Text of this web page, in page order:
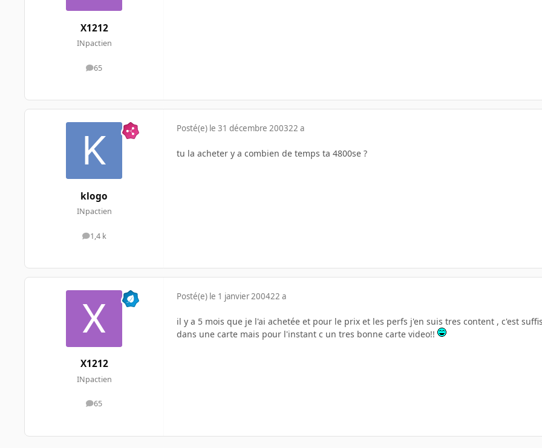
X1212
INpactien
65
messages
klogo
INpactien
1,4 k
messages
Posté(e) le 31 décembre 200322 a
tu la acheter y a combien de temps ta 4800se ?
X1212
INpactien
65
messages
Posté(e) le 1 janvier 200422 a
il y a 5 mois que je l'ai achetée et pour le prix et les perfs j'en suis tres content , c'est
dans une carte mais pour l'instant c un tres bonne carte video!!